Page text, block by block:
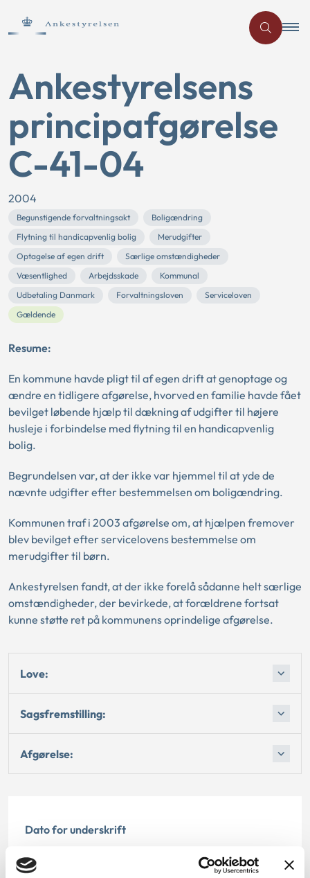
Ankestyrelsens
principafgørelse
C-41-04
2004
Begunstigende forvaltningsakt
Boligændring
Flytning til handicapvenlig bolig
Merudgifter
Optagelse af egen drift
Særlige omstændigheder
Væsentlighed
Arbejdsskade
Kommunal
Udbetaling Danmark
Forvaltningsloven
Serviceloven
Gældende
Resume:
En kommune havde pligt til af egen drift at genoptage og
ændre en tidligere afgørelse, hvorved en familie havde fået
bevilget løbende hjælp til dækning af udgifter til højere
husleje i forbindelse med flytning til en handicapvenlig
bolig.
Begrundelsen var, at der ikke var hjemmel til at yde de
nævnte udgifter efter bestemmelsen om boligændring.
Kommunen traf i 2003 afgørelse om, at hjælpen fremover
blev bevilget efter servicelovens bestemmelse om
merudgifter til børn.
Ankestyrelsen fandt, at der ikke forelå sådanne helt særlige
omstændigheder, der bevirkede, at forældrene fortsat
kunne støtte ret på kommunens oprindelige afgørelse.
Love:
Sagsfremstilling:
Afgørelse:
Dato for underskrift
01.12.2004